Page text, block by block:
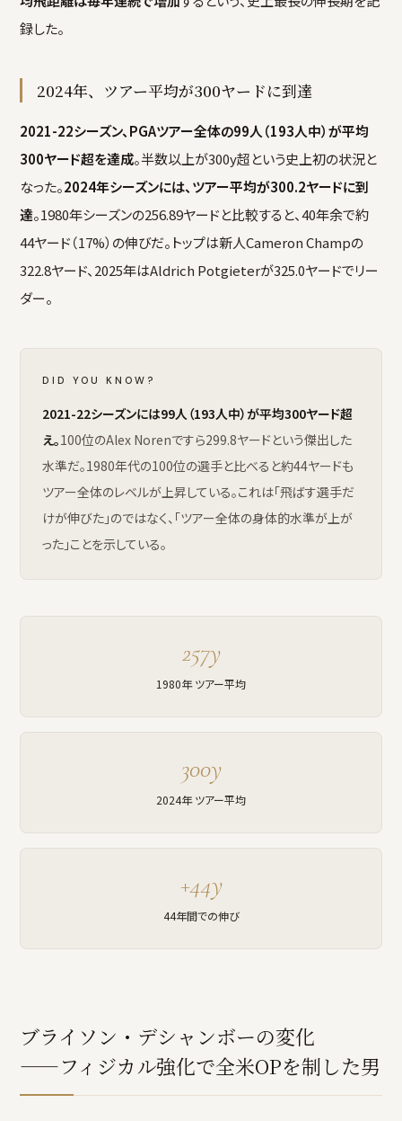
録した。
2024年、ツアー平均が300ヤードに到達
2021-22シーズン、PGAツアー全体の99人（193人中）が平均
300ヤード超を達成。半数以上が300y超という史上初の状況と
なった。2024年シーズンには、ツアー平均が300.2ヤードに到
達。1980年シーズンの256.89ヤードと比較すると、40年余で約
44ヤード（17%）の伸びだ。トップは新人Cameron Champの
322.8ヤード、2025年はAldrich Potgieterが325.0ヤードでリー
ダー。
DID YOU KNOW?
2021-22シーズンには99人（193人中）が平均300ヤード超
え。100位のAlex Norenですら299.8ヤードという傑出した
水準だ。1980年代の100位の選手と比べると約44ヤードも
ツアー全体のレベルが上昇している。これは「飛ばす選手だ
けが伸びた」のではなく、「ツアー全体の身体的水準が上が
った」ことを示している。
257y
1980年 ツアー平均
300y
2024年 ツアー平均
+44y
44年間での伸び
ブライソン・デシャンボーの変化
——フィジカル強化で全米OPを制した男